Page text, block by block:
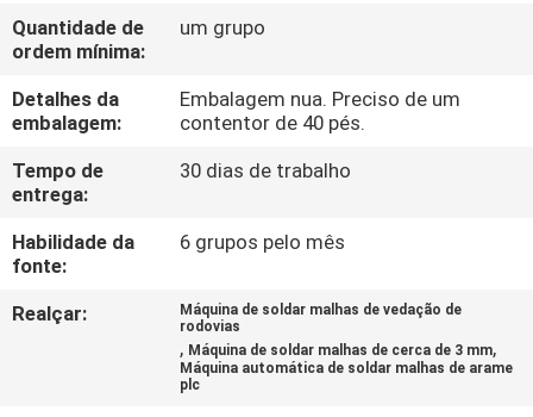
EXCURSÃO
DA
FÁBRICA
CONTROLE
QUALIDADE
CONTACTE-
Quantidade de
ordem mínima:
um grupo
Detalhes da
embalagem:
Embalagem nua. Preciso de um
contentor de 40 pés.
Tempo de
entrega:
30 dias de trabalho
Habilidade da
fonte:
6 grupos pelo mês
Realçar:
Máquina de soldar malhas de vedação de
rodovias
, Máquina de soldar malhas de cerca de 3 mm,
Máquina automática de soldar malhas de arame
plc